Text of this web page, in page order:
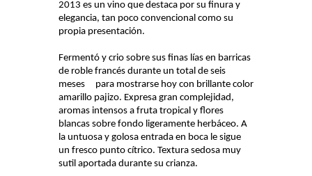
2013 es un vino que destaca por su finura y
elegancia, tan poco convencional como su
propia presentación.
Fermentó y crio sobre sus finas lías en barricas
de roble francés durante un total de seis
meses para mostrarse hoy con brillante color
amarillo pajizo. Expresa gran complejidad,
aromas intensos a fruta tropical y flores
blancas sobre fondo ligeramente herbáceo. A
la untuosa y golosa entrada en boca le sigue
un fresco punto cítrico. Textura sedosa muy
sutil aportada durante su crianza.